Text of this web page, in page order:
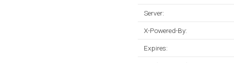
Server:
X-Powered-By:
Expires: